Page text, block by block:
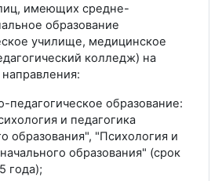
имеющих средне-
образование
училище, медицинское
колледж) на
педагогическое образование:
и педагогика
образования", "Психология и
образования" (срок
года);